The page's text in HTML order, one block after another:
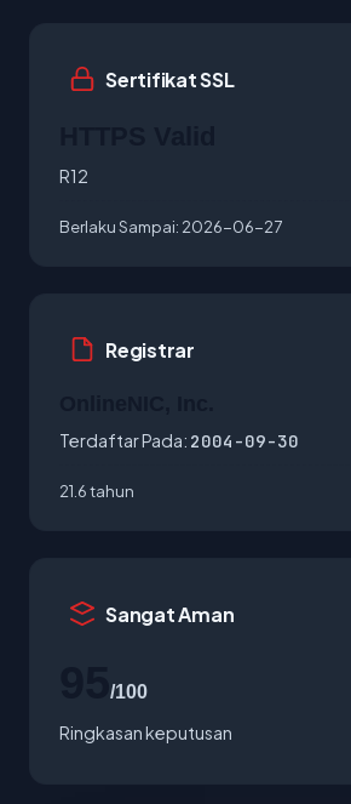
Sertifikat SSL
R12
Berlaku Sampai: 2026-06-27
Registrar
Terdaftar Pada: 2004-09-30
21.6 tahun
Sangat Aman
/100
Ringkasan keputusan